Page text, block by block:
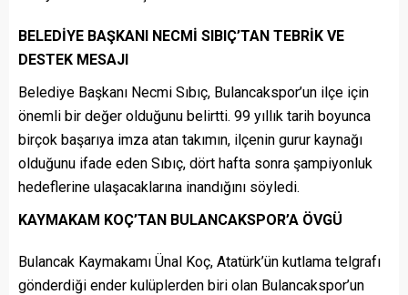
BELEDİYE BAŞKANI NECMİ SIBIÇ’TAN TEBRİK VE
DESTEK MESAJI
Belediye Başkanı Necmi Sıbıç, Bulancakspor’un ilçe için
önemli bir değer olduğunu belirtti. 99 yıllık tarih boyunca
birçok başarıya imza atan takımın, ilçenin gurur kaynağı
olduğunu ifade eden Sıbıç, dört hafta sonra şampiyonluk
hedeflerine ulaşacaklarına inandığını söyledi.
KAYMAKAM KOÇ’TAN BULANCAKSPOR’A ÖVGÜ
Bulancak Kaymakamı Ünal Koç, Atatürk’ün kutlama telgrafı
gönderdiği ender kulüplerden biri olan Bulancakspor’un